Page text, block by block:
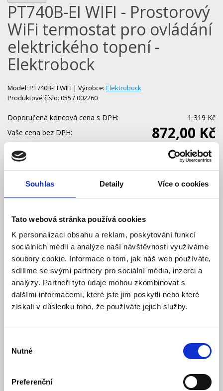
Souhlas Detaily Více o cookies
Tato webová stránka používá cookies
K personalizaci obsahu a reklam, poskytování funkcí
sociálních médií a analýze naší návštěvnosti využíváme
soubory cookie. Informace o tom, jak náš web používáte,
sdílíme se svými partnery pro sociální média, inzerci a
analýzy. Partneři tyto údaje mohou zkombinovat s
dalšími informacemi, které jste jim poskytli nebo které
získali v důsledku toho, že používáte jejich služby.
souhlasu
Nutné
Preferenční
PT740B-EI WIFI - Prostorový
WiFi termostat pro ovládání
elektrického topení -
Elektrobock
Model: PT740B-EI WIFI | Výrobce: Elektrobock
Produktové číslo: 055 / 002260
Doporučená koncová cena s DPH:
1 319 Kč
Vaše cena bez DPH:
872,00 Kč
Dostupnost:
Skladem
Množství
Popis
Specifikace
Programovatelný WiFi termostat pro ovládání elektrického
Vlastnosti WiFi termostatu PT740B-EI WIFI: